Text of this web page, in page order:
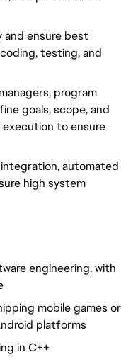
and ensure best
testing, and
program
goals, scope, and
to ensure
automated
high system
engineering, with
mobile games or
platforms
in C++